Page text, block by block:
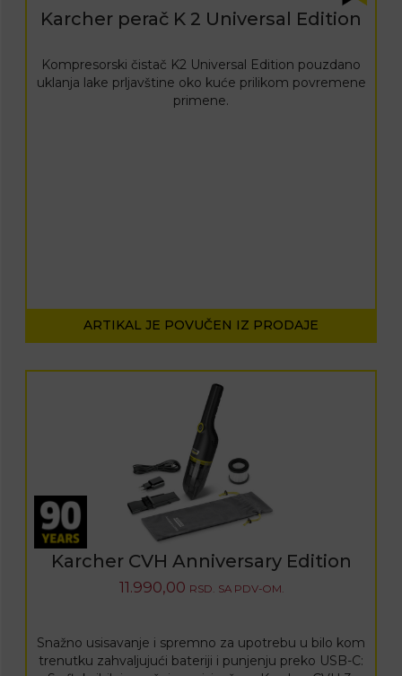
Karcher perač K 2 Universal Edition
Kompresorski čistač K2 Universal Edition pouzdano
uklanja lake prljavštine oko kuće prilikom povremene
primene.
ARTIKAL JE POVUČEN IZ PRODAJE
Karcher CVH Anniversary Edition
11.990,00 RSD. SA PDV-OM.
Snažno usisavanje i spremno za upotrebu u bilo kom
trenutku zahvaljujući bateriji i punjenju preko USB-C: